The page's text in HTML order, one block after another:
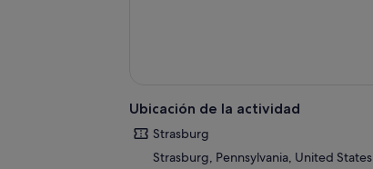
Ubicación de la actividad
Strasburg
Strasburg, Pennsylvania, United States